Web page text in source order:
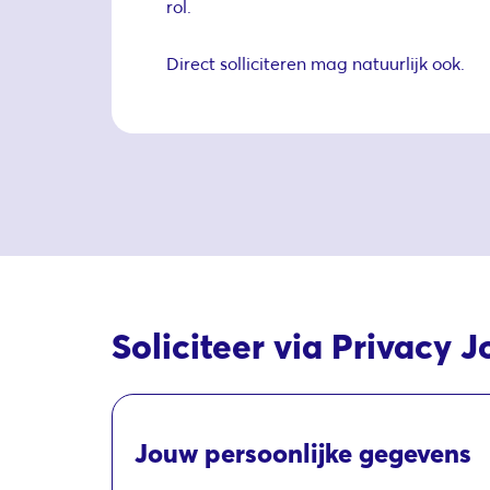
rol.
Direct solliciteren mag natuurlijk ook.
Soliciteer via Privacy
Jouw persoonlijke gegevens